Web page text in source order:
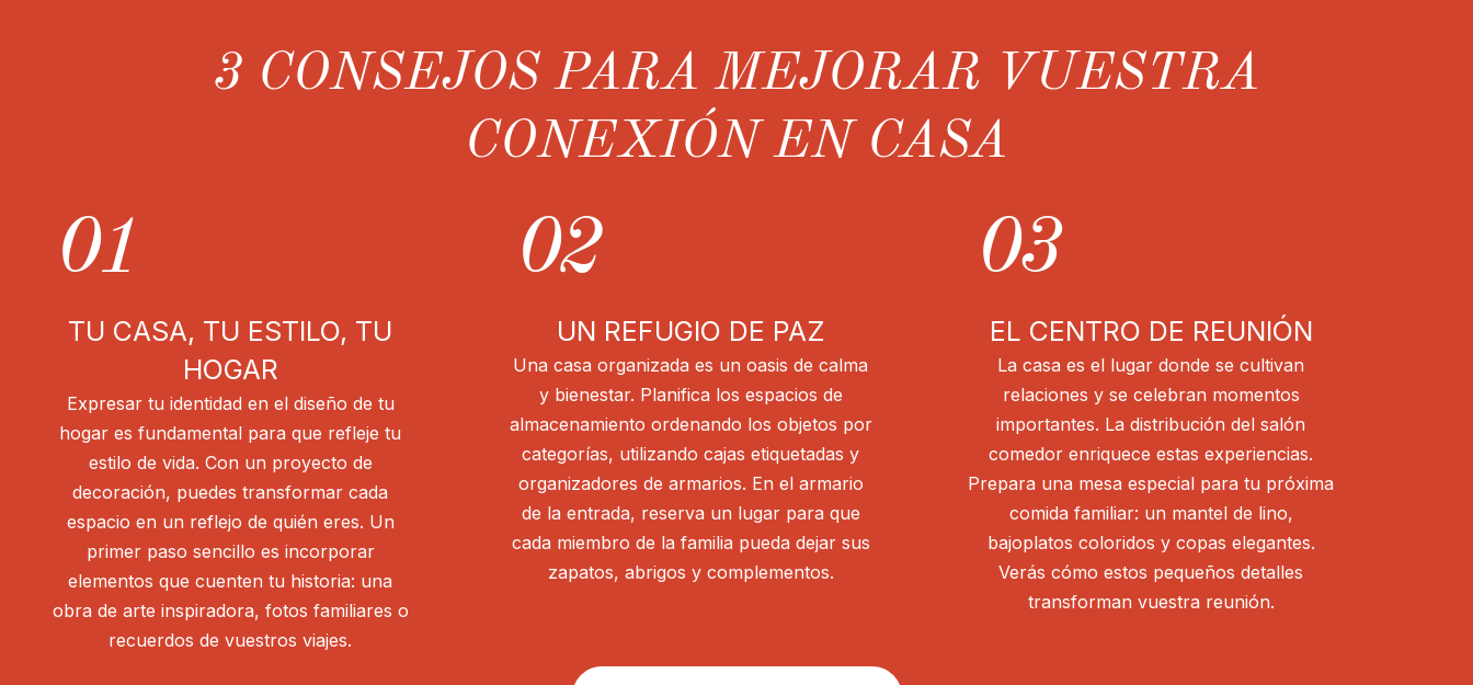
3 CONSEJOS PARA MEJORAR VUESTRA
CONEXIÓN EN CASA
01
TU CASA, TU ESTILO, TU
HOGAR
Expresar tu identidad en el diseño de tu
hogar es fundamental para que refleje tu
estilo de vida. Con un proyecto de
decoración, puedes transformar cada
espacio en un reflejo de quién eres. Un
primer paso sencillo es incorporar
elementos que cuenten tu historia: una
obra de arte inspiradora, fotos familiares o
recuerdos de vuestros viajes.
02
UN REFUGIO DE PAZ
Una casa organizada es un oasis de calma
y bienestar. Planifica los espacios de
almacenamiento ordenando los objetos por
categorías, utilizando cajas etiquetadas y
organizadores de armarios. En el armario
de la entrada, reserva un lugar para que
cada miembro de la familia pueda dejar sus
zapatos, abrigos y complementos.
03
EL CENTRO DE REUNIÓN
La casa es el lugar donde se cultivan
relaciones y se celebran momentos
importantes. La distribución del salón
comedor enriquece estas experiencias.
Prepara una mesa especial para tu próxima
comida familiar: un mantel de lino,
bajoplatos coloridos y copas elegantes.
Verás cómo estos pequeños detalles
transforman vuestra reunión.